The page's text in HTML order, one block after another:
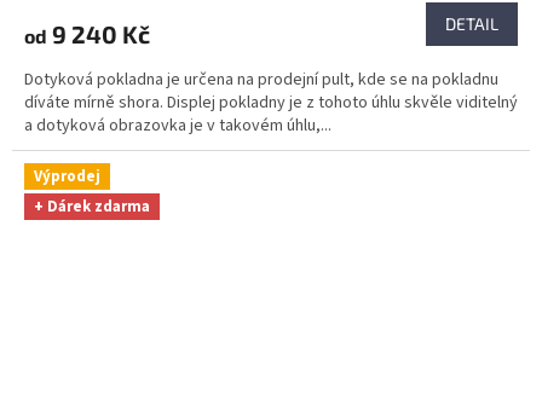
je
z
5
hvězdiček.
od 9 240 Kč DETAIL
Dotyková pokladna je určena na prodejní pult, kde se na pokladnu
díváte mírně shora. Displej pokladny je z tohoto úhlu skvěle viditelný
a dotyková obrazovka je v takovém úhlu,...
Výprodej
+ Dárek zdarma